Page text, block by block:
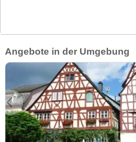
Angebote in der Umgebung